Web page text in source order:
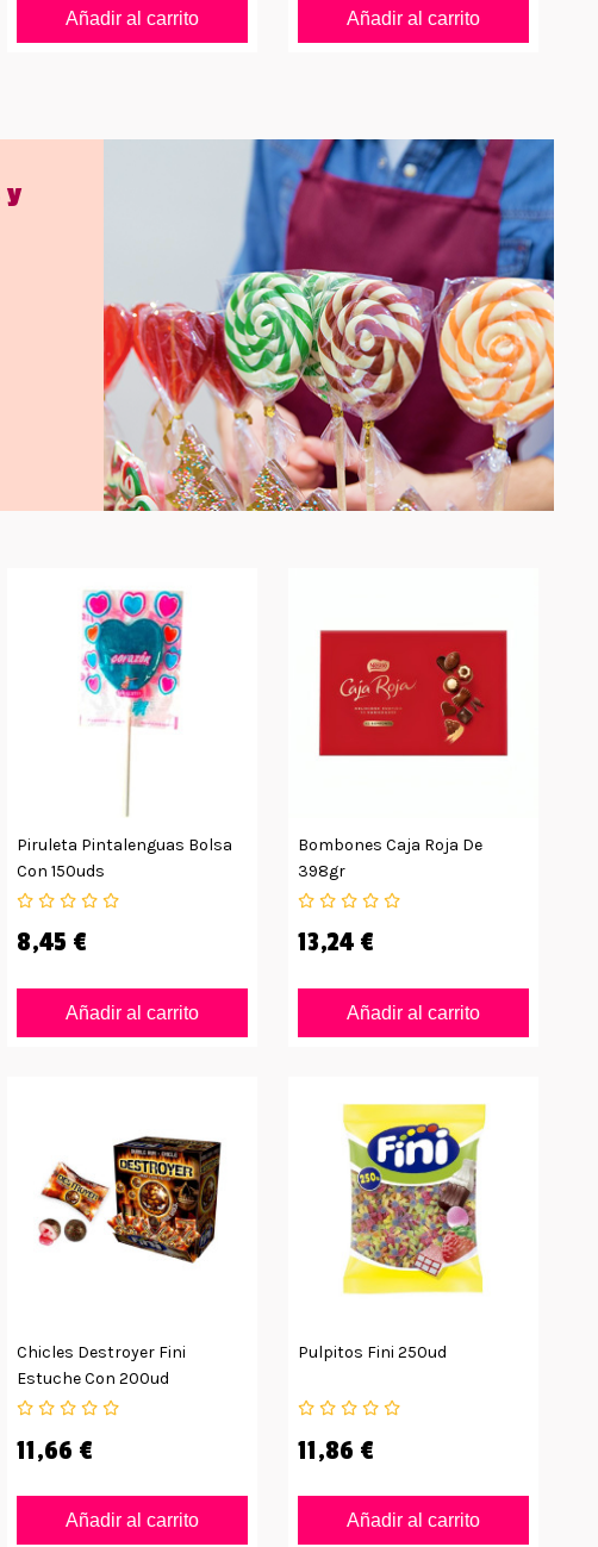
Añadir al carrito Añadir al carrito
y
Piruleta Pintalenguas Bolsa
Con 150uds
8,45 €
Añadir al carrito
Bombones Caja Roja De
398gr
13,24 €
Añadir al carrito
Chicles Destroyer Fini
Estuche Con 200ud
11,66 €
Añadir al carrito
Pulpitos Fini 250ud
11,86 €
Añadir al carrito